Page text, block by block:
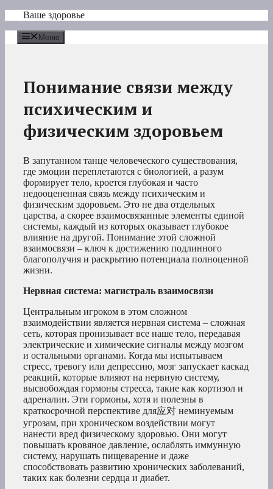
Перейти
содержимому
Ваше здоровье
Меню
Понимание связи между
психическим и
физическим здоровьем
В запутанном танце человеческого существования,
где эмоции переплетаются с биологией, а разум
формирует тело, кроется глубокая и часто
недооцененная связь между психическим и
физическим здоровьем. Это не два отдельных
царства, а скорее взаимосвязанные элементы единой
системы, каждый из которых оказывает глубокое
влияние на другой. Понимание этой сложной
взаимосвязи – ключ к достижению подлинного
благополучия и раскрытию потенциала полноценной
жизни.
Нервная система: магистраль взаимосвязи
Центральным игроком в этом сложном
взаимодействии является нервная система – сложная
сеть, которая пронизывает все наше тело, передавая
электрические и химические сигналы между мозгом
и остальными органами. Когда мы испытываем
стресс, тревогу или депрессию, мозг запускает каскад
реакций, которые влияют на нервную систему,
высвобождая гормоны стресса, такие как кортизол и
адреналин. Эти гормоны, хотя и полезны в
краткосрочной перспективе для应对 неминуемым
угрозам, при хроническом воздействии могут
нанести вред физическому здоровью. Они могут
повышать кровяное давление, ослаблять иммунную
систему, нарушать пищеварение и даже
способствовать развитию хронических заболеваний,
таких как болезни сердца и диабет.